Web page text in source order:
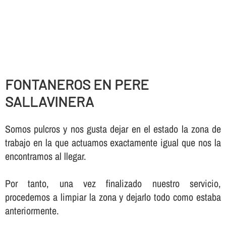
FONTANEROS EN PERE
SALLAVINERA
Somos pulcros y nos gusta dejar en el estado la zona de
trabajo en la que actuamos exactamente igual que nos la
encontramos al llegar.
Por tanto, una vez finalizado nuestro servicio,
procedemos a limpiar la zona y dejarlo todo como estaba
anteriormente.